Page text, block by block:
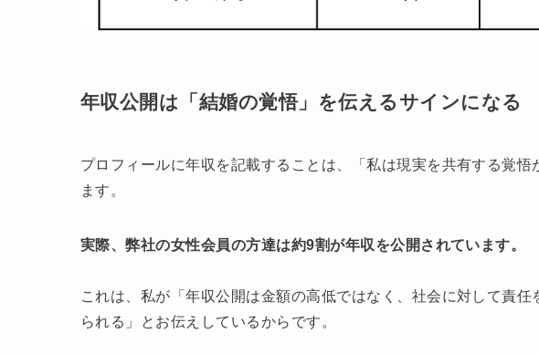
年収公開は「結婚の覚悟」を伝えるサインになる
プロフィールに年収を記載することは、「私は現実を共有する覚
ます。
実際、弊社の女性会員の方達は約9割が年収を公開されています。
これは、私が「年収公開は金額の高低ではなく、社会に対して責任
られる」とお伝えしているからです。